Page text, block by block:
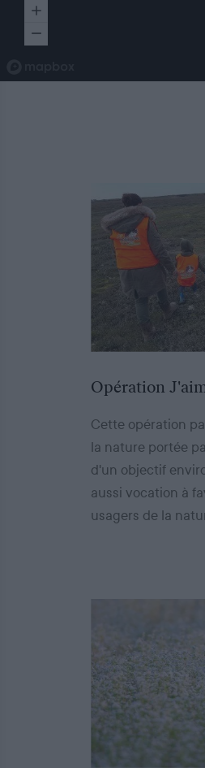
Opération
Cette opération
la nature portée
d'un objectif
aussi vocation à
usagers de la